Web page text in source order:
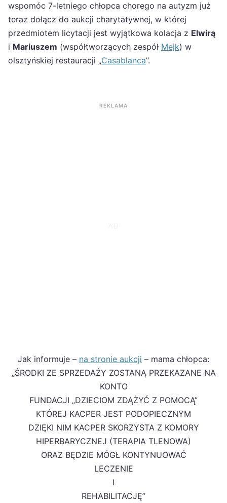
wspomóc 7-letniego chłopca chorego na autyzm już
teraz dołącz do aukcji charytatywnej, w której
przedmiotem licytacji jest wyjątkowa kolacja z Elwirą
i Mariuszem (współtworzących zespół Mejk) w
olsztyńskiej restauracji „Casablanca”.
REKLAMA
Jak informuje – na stronie aukcji – mama chłopca:
„ŚRODKI ZE SPRZEDAŻY ZOSTANĄ PRZEKAZANE NA
KONTO
FUNDACJI „DZIECIOM ZDĄŻYĆ Z POMOCĄ”
KTÓREJ KACPER JEST PODOPIECZNYM
DZIĘKI NIM KACPER SKORZYSTA Z KOMORY
HIPERBARYCZNEJ (TERAPIA TLENOWA)
ORAZ BĘDZIE MÓGŁ KONTYNUOWAĆ
LECZENIE
I
REHABILITACJĘ”